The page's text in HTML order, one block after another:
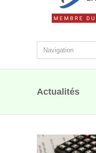
Actualités